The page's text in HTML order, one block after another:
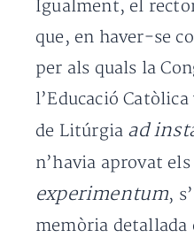
Igualment, el
que, en haver-se
per als quals la
l’Educació
de Litúrgia ad
n’havia aprovat
experimentum,
memòria detallada